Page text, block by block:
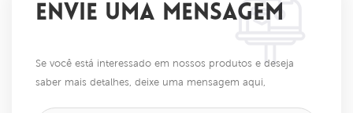
ENVIE UMA MENSAGEM
Se você está interessado em nossos produtos e deseja
saber mais detalhes, deixe uma mensagem aqui,